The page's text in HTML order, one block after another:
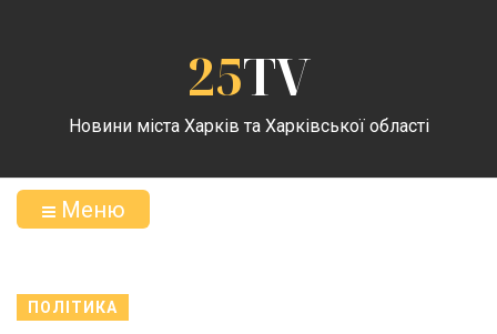
25TV
Новини міста Харків та Харківської області
Меню
ПОЛІТИКА